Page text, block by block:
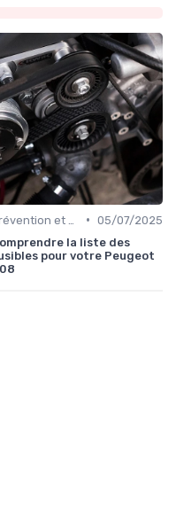
• 05/07/2025
la liste des
pour votre Peugeot